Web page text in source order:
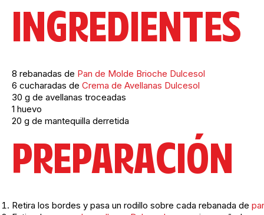
INGREDIENTES
8 rebanadas de Pan de Molde Brioche Dulcesol
6 cucharadas de Crema de Avellanas Dulcesol
30 g de avellanas troceadas
1 huevo
20 g de mantequilla derretida
PREPARACIÓN
Retira los bordes y pasa un rodillo sobre cada rebanada de